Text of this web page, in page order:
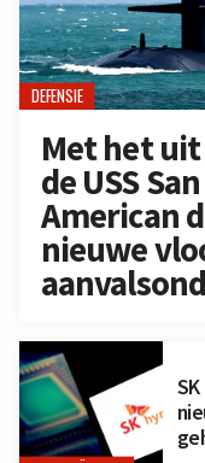
DEFENSIE
Met het
de USS
American
nieuwe